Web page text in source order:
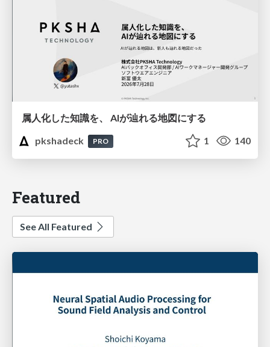
属人化した知識を、 AIが辿れる地図にする
pkshadeck
PRO 1 140
Featured
See All Featured